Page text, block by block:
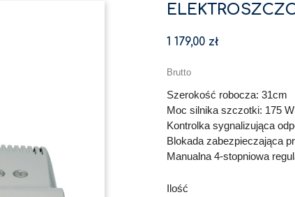
1 179,00 zł
Brutto
Szerokość robocza: 31cm
Moc silnika szczotki: 175 W
Kontrolka sygnalizująca
Blokada zabezpieczająca
Manualna 4-stopniowa
Ilość